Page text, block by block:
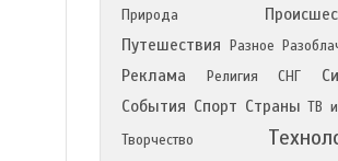
Природа
Путешествия
Разное
Реклама Религия СНГ
События Спорт Страны ТВ
Творчество